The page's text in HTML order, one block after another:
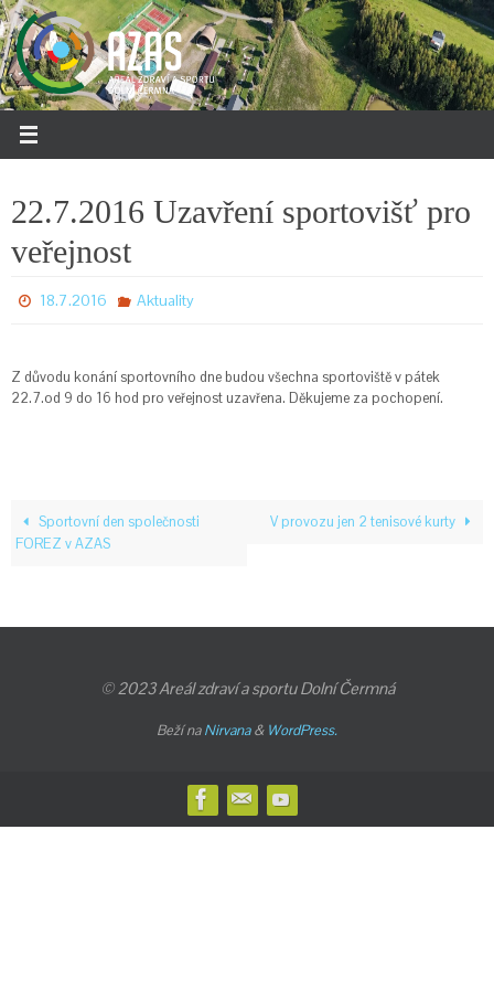
Přeskočit
na
obsah
22.7.2016 Uzavření sportovišť pro
veřejnost
18.7.2016 Aktuality
Z důvodu konání sportovního dne budou všechna sportoviště v pátek
22.7.od 9 do 16 hod pro veřejnost uzavřena. Děkujeme za pochopení.
Sportovní den společnosti
FOREZ v AZAS
V provozu jen 2 tenisové kurty
© 2023 Areál zdraví a sportu Dolní Čermná
Beží naNirvana& WordPress.